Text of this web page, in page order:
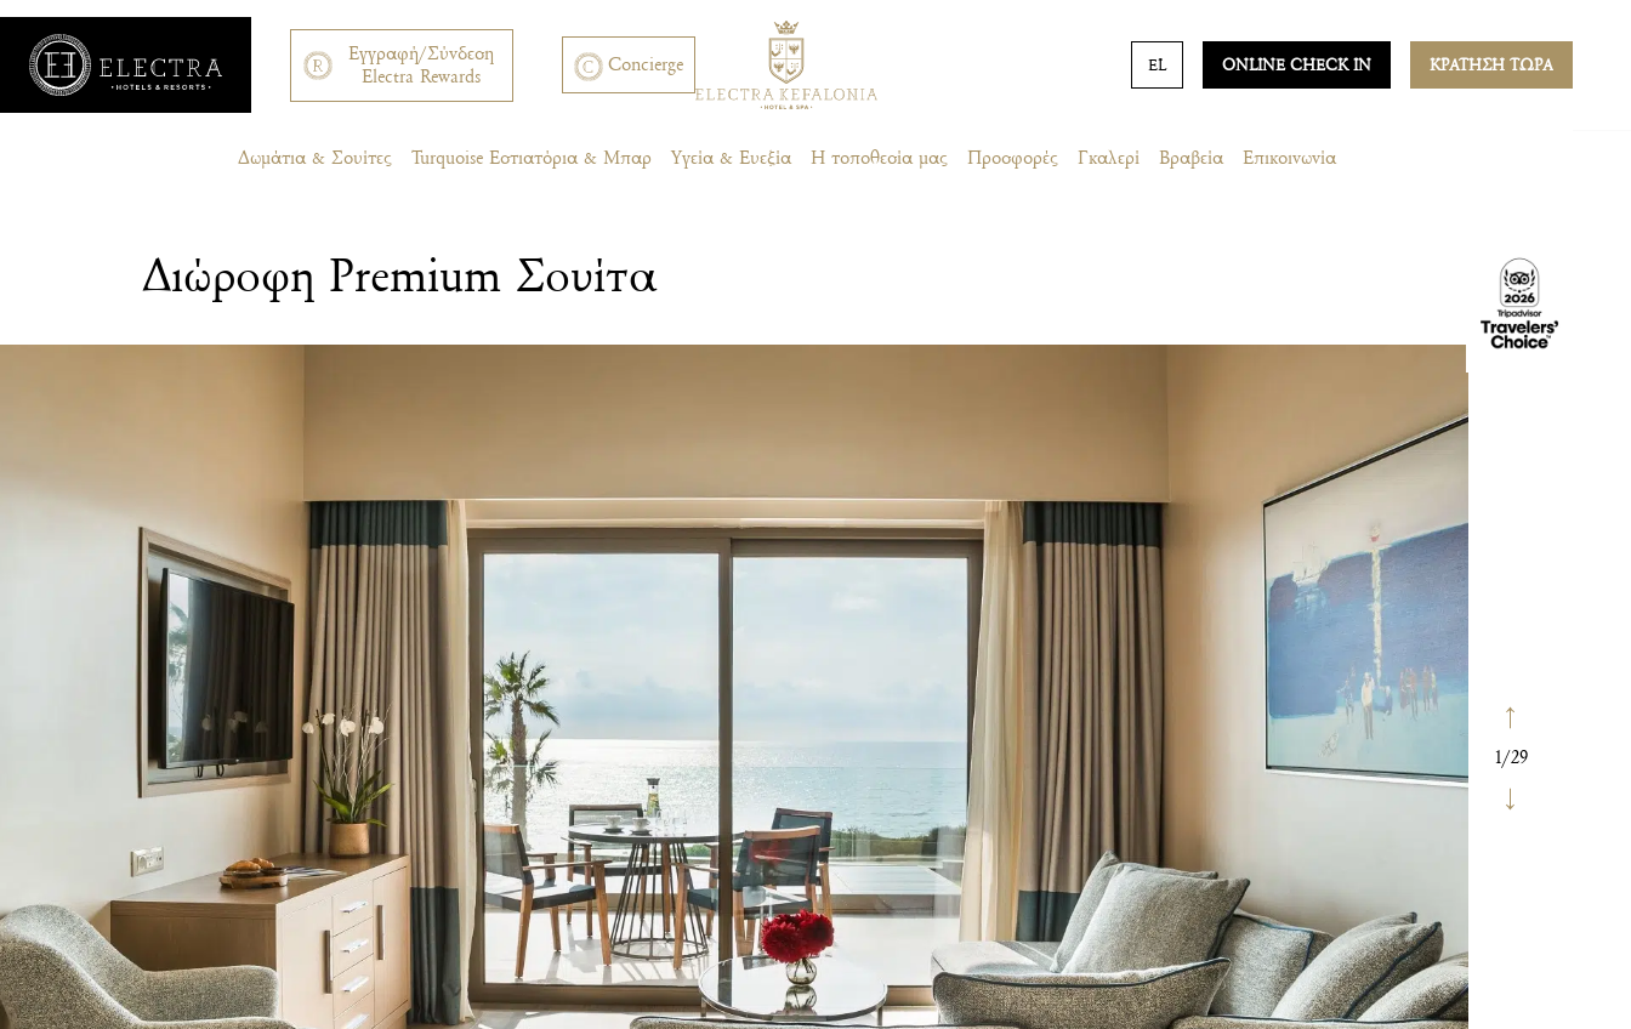
Εγγραφή/Σύνδεση
Electra Rewards
Concierge EL ONLINE CHECK IN ΚΡΑΤΗΣΗ ΤΩΡΑ
Δωμάτια & Σουίτες Turquoise Εστιατόρια & Μπαρ Υγεία & Ευεξία Η τοποθεσία μας Προσφορές Γκαλερί Βραβεία Επικοινωνία
Διώροφη Premium Σουίτα
1/29